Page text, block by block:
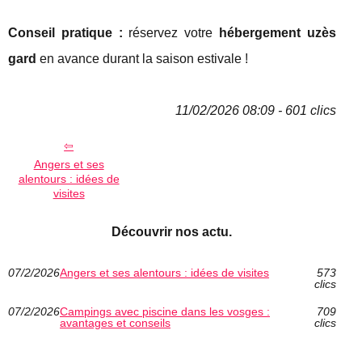
Conseil pratique : réservez votre
hébergement uzès
gard en avance durant la saison estivale !
11/02/2026 08:09 - 601 clics
Angers et ses
alentours : idées de
visites
Découvrir nos actu.
07/2/2026Angers et ses alentours : idées de visites
573
clics
07/2/2026Campings avec piscine dans les vosges :
avantages et conseils
709
clics